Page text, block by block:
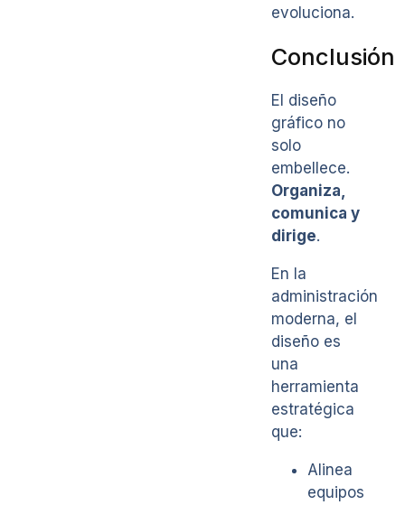
evoluciona.
Conclusión
El diseño
gráfico no
solo
embellece.
Organiza,
comunica y
dirige.
En la
administración
moderna, el
diseño es
una
herramienta
estratégica
que:
Alinea
equipos